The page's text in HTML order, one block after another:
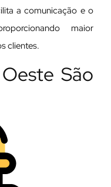
a comunicação e o
maior
clientes.
São